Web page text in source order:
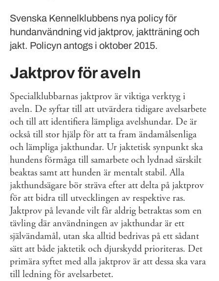
Svenska Kennelklubbens nya policy för
hundanvändning vid jaktprov, jaktträning och
jakt. Policyn antogs i oktober 2015.
Jaktprov för aveln
Specialklubbarnas jaktprov är viktiga verktyg i
aveln. De syftar till att utvärdera tidigare avelsarbete
och till att identifiera lämpliga avelshundar. De är
också till stor hjälp för att ta fram ändamålsenliga
och lämpliga jakthundar. Ur jaktetisk synpunkt ska
hundens förmåga till samarbete och lydnad särskilt
beaktas samt att hunden är mentalt stabil. Alla
jakthundsägare bör sträva efter att delta på jaktprov
för att bidra till utvecklingen av respektive ras.
Jaktprov på levande vilt får aldrig betraktas som en
tävling där användningen av jakthundar är ett
självändamål, utan ska alltid bedrivas på ett sådant
sätt att både jaktetik och djurskydd prioriteras. Det
primära syftet med alla jaktprov är att dessa ska vara
till ledning för avelsarbetet.